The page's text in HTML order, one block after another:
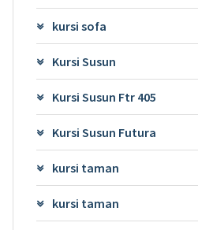
kursi sofa
Kursi Susun
Kursi Susun Ftr 405
Kursi Susun Futura
kursi taman
kursi taman